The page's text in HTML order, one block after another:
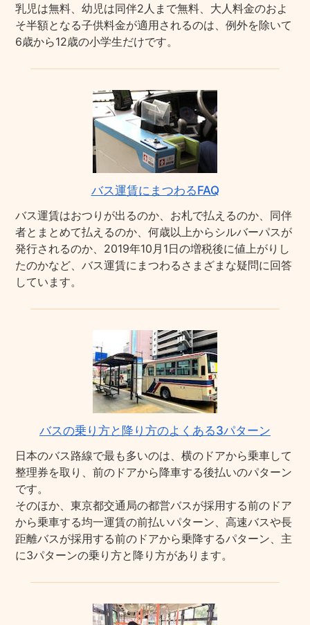
乳児は無料、幼児は同伴2人まで無料、大人料金のおよ
そ半額となる子供料金が適用されるのは、例外を除いて
6歳から12歳の小学生だけです。
バス運賃にまつわるFAQ
バス運賃はおつりが出るのか、お札で払えるのか、同伴
者とまとめて払えるのか、何歳以上からシルバーパスが
発行されるのか、2019年10月1日の増税後に値上がりし
たのかなど、バス運賃にまつわるさまざまな疑問に回答
しています。
バスの乗り方と降り方のよくある3パターン
日本のバス路線で最も多いのは、横のドアから乗車して
整理券を取り、前のドアから降車する後払いのパターン
です。
そのほか、東京都交通局の都営バスが採用する前のドア
から乗車する均一運賃の前払いパターン、高速バスや長
距離バスが採用する前のドアから乗降するパターン、主
に3パターンの乗り方と降り方があります。